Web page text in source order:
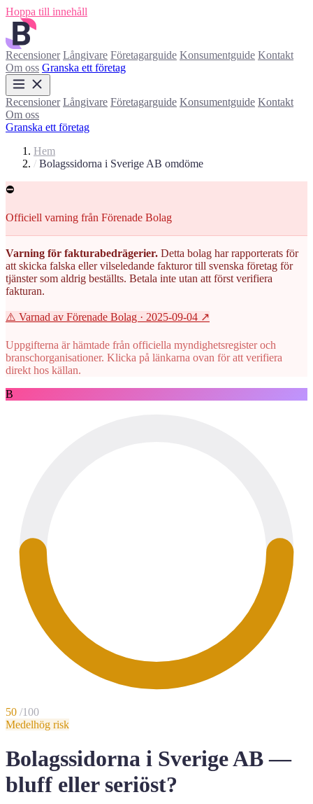
Hoppa till innehåll
Recensioner Långivare Företagarguide Konsumentguide Kontakt
Om oss Granska ett företag
Recensioner Långivare Företagarguide Konsumentguide Kontakt
Om oss
Granska ett företag
Hem
/ Bolagssidorna i Sverige AB omdöme
⛔
Officiell varning från Förenade Bolag
Varning för fakturabedrägerier. Detta bolag har rapporterats för
att skicka falska eller vilseledande fakturor till svenska företag för
tjänster som aldrig beställts. Betala inte utan att först verifiera
fakturan.
⚠️ Varnad av Förenade Bolag · 2025-09-04 ↗
Uppgifterna är hämtade från officiella myndighetsregister och
branschorganisationer. Klicka på länkarna ovan för att verifiera
direkt hos källan.
B
50 /100
Medelhög risk
Bolagssidorna i Sverige AB —
bluff eller seriöst?